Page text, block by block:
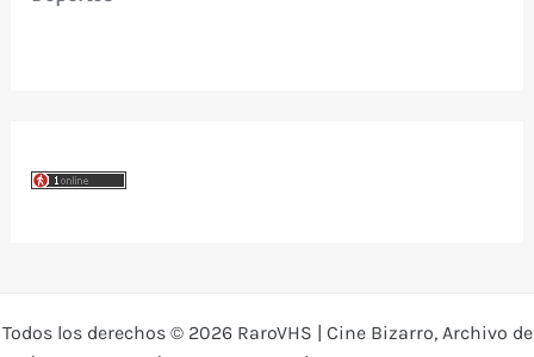
Todos los derechos © 2026 RaroVHS | Cine Bizarro, Archivo de